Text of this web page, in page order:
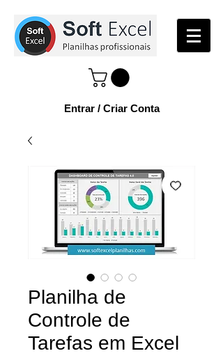
Entrar / Criar Conta
Planilha de
Controle de
Tarefas em Excel